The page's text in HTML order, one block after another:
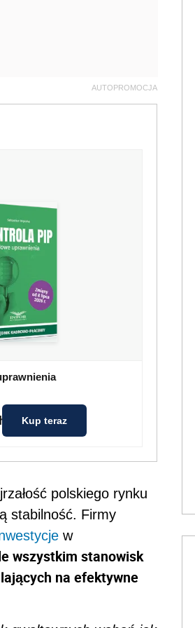
AUTOPROMOCJA
Kup teraz
polskiego rynku
stabilność. Firmy
w
wszystkim stanowisk
na efektywne